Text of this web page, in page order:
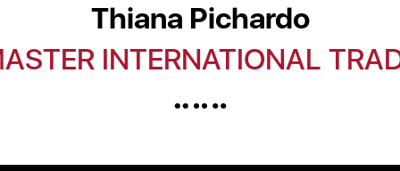
Thiana Pichardo
INTERNATIONAL